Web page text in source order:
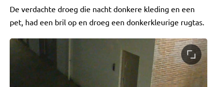
De verdachte droeg die nacht donkere kleding en een
pet, had een bril op en droeg een donkerkleurige rugtas.